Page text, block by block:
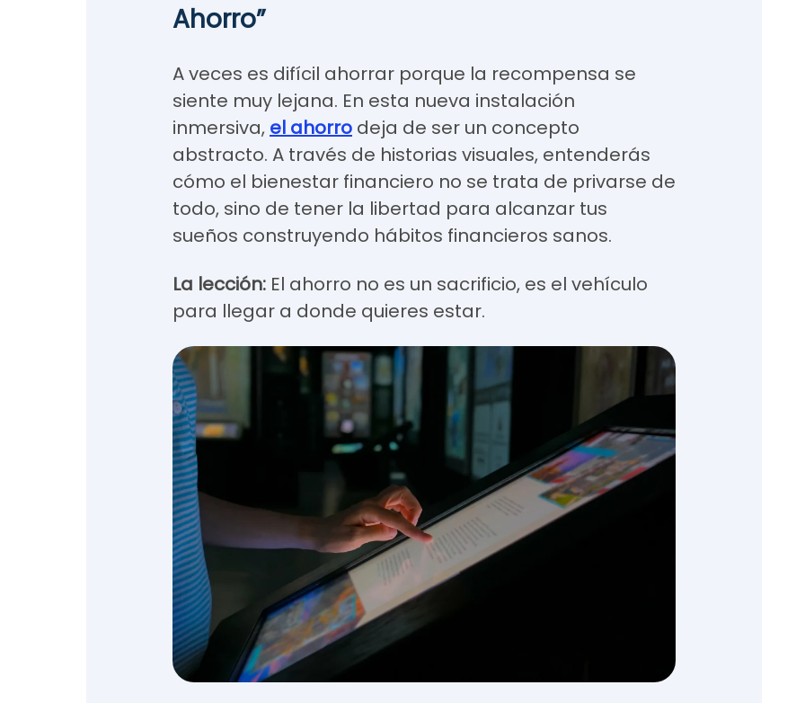
Ahorro”
A veces es difícil ahorrar porque la recompensa se
siente muy lejana. En esta nueva instalación
inmersiva, el ahorro deja de ser un concepto
abstracto. A través de historias visuales, entenderás
cómo el bienestar financiero no se trata de privarse de
todo, sino de tener la libertad para alcanzar tus
sueños construyendo hábitos financieros sanos.
La lección: El ahorro no es un sacrificio, es el vehículo
para llegar a donde quieres estar.